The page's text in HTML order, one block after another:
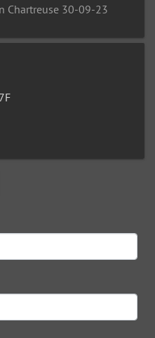
Chartreuse 30-09-23